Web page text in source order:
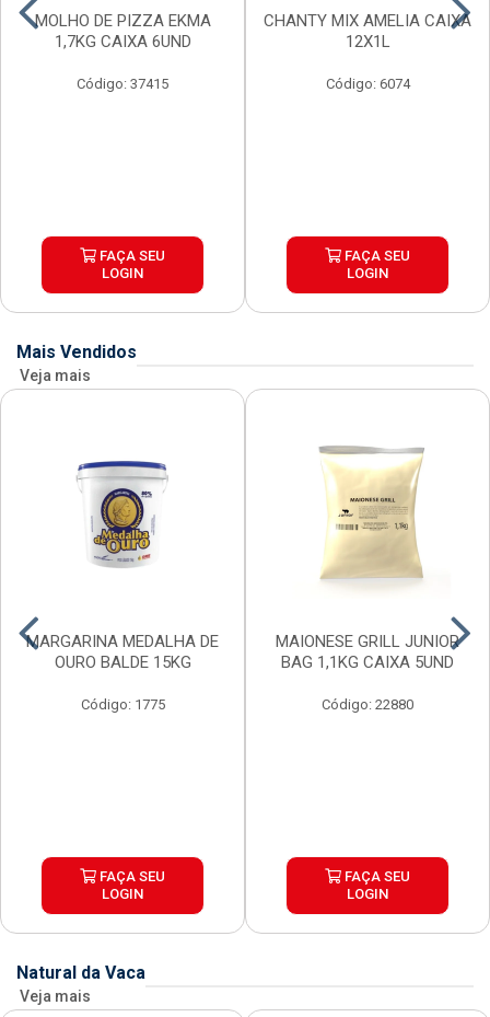
MOLHO DE PIZZA EKMA
1,7KG CAIXA 6UND
Código: 37415
FAÇA SEU
LOGIN
CHANTY MIX AMELIA CAIXA
12X1L
Código: 6074
FAÇA SEU
LOGIN
Mais Vendidos
Veja mais
MARGARINA MEDALHA DE
OURO BALDE 15KG
Código: 1775
FAÇA SEU
LOGIN
MAIONESE GRILL JUNIOR
BAG 1,1KG CAIXA 5UND
Código: 22880
FAÇA SEU
LOGIN
Natural da Vaca
Veja mais